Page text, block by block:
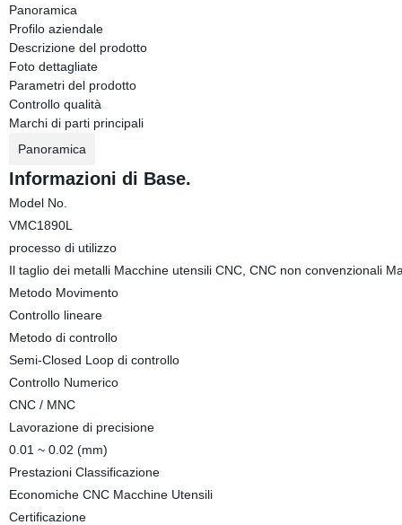
Panoramica
Profilo aziendale
Descrizione del prodotto
Foto dettagliate
Parametri del prodotto
Controllo qualità
Marchi di parti principali
Panoramica
Informazioni di Base.
Model No.
VMC1890L
processo di utilizzo
Il taglio dei metalli Macchine utensili CNC, CNC non convenzionali
Metodo Movimento
Controllo lineare
Metodo di controllo
Semi-Closed Loop di controllo
Controllo Numerico
CNC / MNC
Lavorazione di precisione
0.01 ~ 0.02 (mm)
Prestazioni Classificazione
Economiche CNC Macchine Utensili
Certificazione